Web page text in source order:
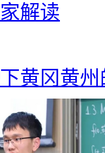
解读
黄冈黄